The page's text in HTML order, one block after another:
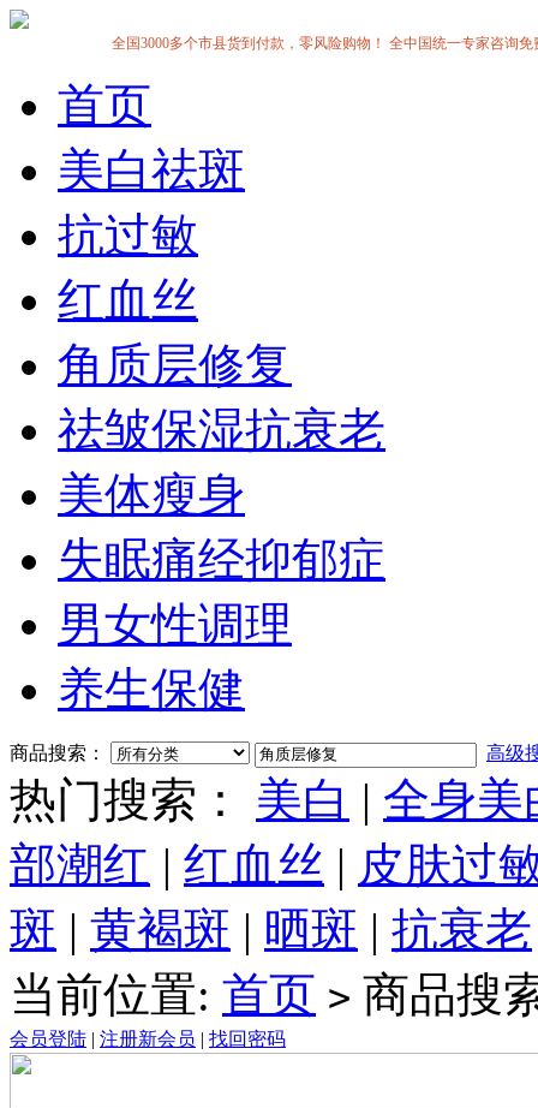
全国3000多个市县货到付款，零风险购物！ 全中国统一专家咨询免
首页
美白祛斑
抗过敏
红血丝
角质层修复
祛皱保湿抗衰老
美体瘦身
失眠痛经抑郁症
男女性调理
养生保健
商品搜索： 高级
热门搜索： 美白 | 全身美
部潮红 | 红血丝 | 皮肤过
斑 | 黄褐斑 | 晒斑 | 抗衰老
当前位置: 首页 > 商品搜
会员登陆 | 注册新会员 | 找回密码